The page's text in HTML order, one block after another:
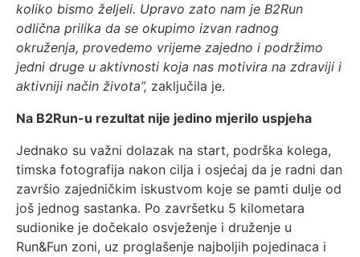
koliko bismo željeli. Upravo zato nam je B2Run
odlična prilika da se okupimo izvan radnog
okruženja, provedemo vrijeme zajedno i podržimo
jedni druge u aktivnosti koja nas motivira na zdraviji i
aktivniji način života”, zaključila je.
Na B2Run-u rezultat nije jedino mjerilo uspjeha
Jednako su važni dolazak na start, podrška kolega,
timska fotografija nakon cilja i osjećaj da je radni dan
završio zajedničkim iskustvom koje se pamti dulje od
još jednog sastanka. Po završetku 5 kilometara
sudionike je dočekalo osvježenje i druženje u
Run&Fun zoni, uz proglašenje najboljih pojedinaca i